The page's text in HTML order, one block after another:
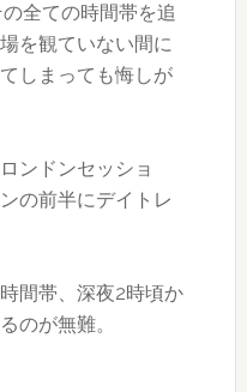
全ての時間帯を追
を観ていない間に
しまっても悔しが
ンドンセッショ
の前半にデイトレ
間帯、深夜2時頃か
のが無難。